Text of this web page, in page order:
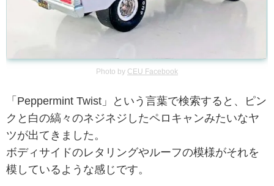
Photo by CEU Facebook
「Peppermint Twist」という言葉で検索すると、ピン
クと白の縞々のネジネジしたペロキャンみたいなヤ
ツが出てきました。
ボディサイドのレタリングやルーフの模様がそれを
模しているような感じです。